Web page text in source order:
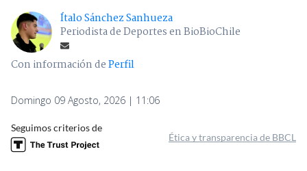
Ítalo Sánchez Sanhueza
Periodista de Deportes en BioBioChile
Con información dePerfil
Domingo 09 Agosto, 2026 | 11:06
Seguimos criterios de
Ética y transparencia de BBCL